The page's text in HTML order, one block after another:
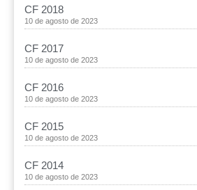
CF 2018
10 de agosto de 2023
CF 2017
10 de agosto de 2023
CF 2016
10 de agosto de 2023
CF 2015
10 de agosto de 2023
CF 2014
10 de agosto de 2023